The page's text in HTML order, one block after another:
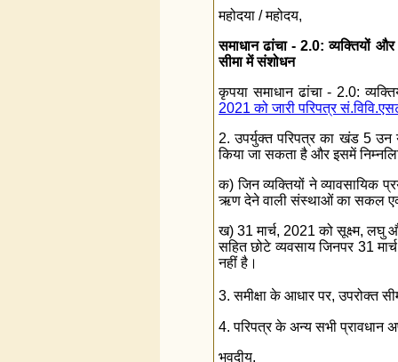
महोदया / महोदय,
समाधान ढांचा - 2.0: व्यक्तियों
सीमा में संशोधन
कृपया समाधान ढांचा - 2.0:
2021 को जारी परिपत्र
2. उपर्युक्त परिपत्र का खंड 5 उन
किया जा सकता है और इसमें
क) जिन व्यक्तियों ने व्यावसायिक
ऋण देने वाली संस्थाओं का सकल
ख) 31 मार्च, 2021 को सूक्ष्म, लघु
सहित छोटे व्यवसाय जिनपर 31
नहीं है।
3. समीक्षा के आधार पर, उपरोक्त
4. परिपत्र के अन्य सभी प्रावधान
भवदीय,